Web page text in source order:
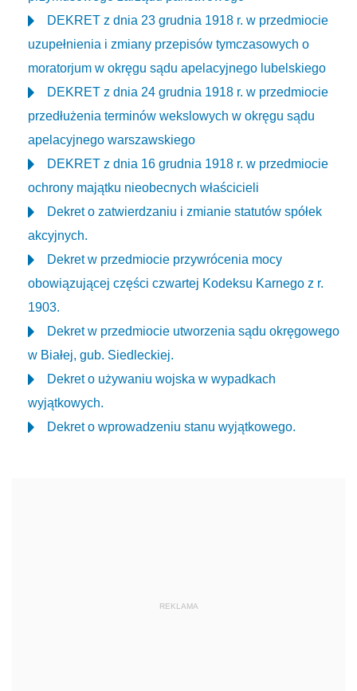
DEKRET z dnia 23 grudnia 1918 r. w przedmiocie
uzupełnienia i zmiany przepisów tymczasowych o
moratorjum w okręgu sądu apelacyjnego lubelskiego
DEKRET z dnia 24 grudnia 1918 r. w przedmiocie
przedłużenia terminów wekslowych w okręgu sądu
apelacyjnego warszawskiego
DEKRET z dnia 16 grudnia 1918 r. w przedmiocie
ochrony majątku nieobecnych właścicieli
Dekret o zatwierdzaniu i zmianie statutów spółek
akcyjnych.
Dekret w przedmiocie przywrócenia mocy
obowiązującej części czwartej Kodeksu Karnego z r.
1903.
Dekret w przedmiocie utworzenia sądu okręgowego
w Białej, gub. Siedleckiej.
Dekret o używaniu wojska w wypadkach
wyjątkowych.
Dekret o wprowadzeniu stanu wyjątkowego.